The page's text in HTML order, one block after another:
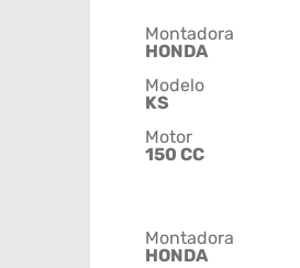
Montadora
HONDA
Modelo
KS
Motor
150 CC
Montadora
HONDA